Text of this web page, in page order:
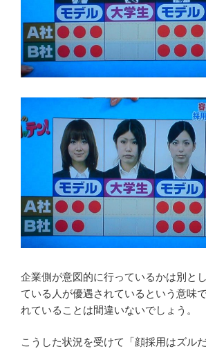
企業側が意図的に行っているかは別と
ている人が優遇されているという意味
れていることは間違いないでしょう。
こうした状況を受けて「顔採用はズル